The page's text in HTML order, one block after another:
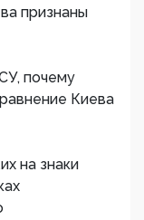
признаны
почему
Киева
на знаки